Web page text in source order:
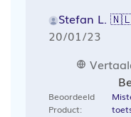
Stefan L.
20/01/23
Beoordeeld
Product: